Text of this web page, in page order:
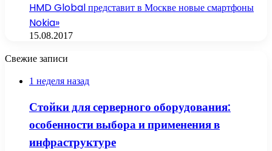
HMD Global представит в Москве новые смартфоны
Nokia»
15.08.2017
Свежие записи
1 неделя назад
Стойки для серверного оборудования:
особенности выбора и применения в
инфраструктуре